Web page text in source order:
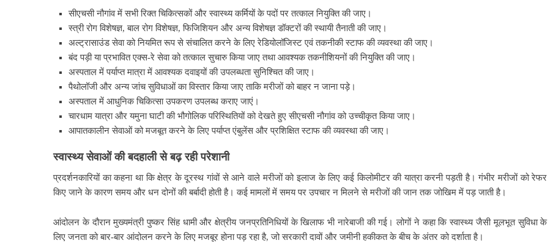
सीएचसी नौगांव में सभी रिक्त चिकित्सकों और स्वास्थ्य कर्मियों के पदों पर तत्काल नियुक्ति की जाए।
स्त्री रोग विशेषज्ञ, बाल रोग विशेषज्ञ, फिजिशियन और अन्य विशेषज्ञ डॉक्टरों की स्थायी तैनाती की जाए।
अल्ट्रासाउंड सेवा को नियमित रूप से संचालित करने के लिए रेडियोलॉजिस्ट एवं तकनीकी स्टाफ की व्यवस्था की जाए।
बंद पड़ी या प्रभावित एक्स-रे सेवा को तत्काल सुचारु किया जाए तथा आवश्यक तकनीशियनों की नियुक्ति की जाए।
अस्पताल में पर्याप्त मात्रा में आवश्यक दवाइयों की उपलब्धता सुनिश्चित की जाए।
पैथोलॉजी और अन्य जांच सुविधाओं का विस्तार किया जाए ताकि मरीजों को बाहर न जाना पड़े।
अस्पताल में आधुनिक चिकित्सा उपकरण उपलब्ध कराए जाएं।
चारधाम यात्रा और यमुना घाटी की भौगोलिक परिस्थितियों को देखते हुए सीएचसी नौगांव को उच्चीकृत किया जाए।
आपातकालीन सेवाओं को मजबूत करने के लिए पर्याप्त एंबुलेंस और प्रशिक्षित स्टाफ की व्यवस्था की जाए।
स्वास्थ्य सेवाओं की बदहाली से बढ़ रही परेशानी
प्रदर्शनकारियों का कहना था कि क्षेत्र के दूरस्थ गांवों से आने वाले मरीजों को इलाज के लिए कई किलोमीटर की यात्रा करनी पड़ती है। गंभीर मरीजों को रेफर
किए जाने के कारण समय और धन दोनों की बर्बादी होती है। कई मामलों में समय पर उपचार न मिलने से मरीजों की जान तक जोखिम में पड़ जाती है।
आंदोलन के दौरान मुख्यमंत्री पुष्कर सिंह धामी और क्षेत्रीय जनप्रतिनिधियों के खिलाफ भी नारेबाजी की गई। लोगों ने कहा कि स्वास्थ्य जैसी मूलभूत सुविधा के
लिए जनता को बार-बार आंदोलन करने के लिए मजबूर होना पड़ रहा है, जो सरकारी दावों और जमीनी हकीकत के बीच के अंतर को दर्शाता है।